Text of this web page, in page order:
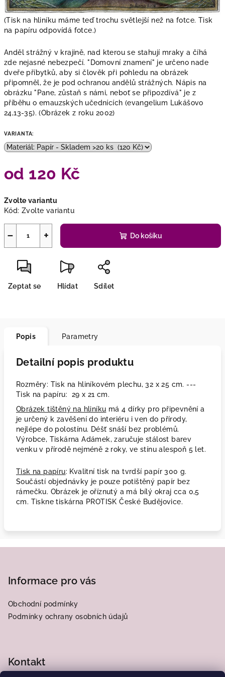
(Tisk na hliníku máme teď trochu světlejší než na fotce. Tisk
na papíru odpovídá fotce.)
Anděl strážný v krajině, nad kterou se stahují mraky a číhá
zde nejasné nebezpečí. "Domovní znamení" je určeno nade
dveře příbytků, aby si člověk při pohledu na obrázek
připomněl, že je pod ochranou andělů strážných. Nápis na
obrázku "Pane, zůstaň s námi, neboť se připozdívá" je z
příběhu o emauzských učednících (evangelium Lukášovo
24,13-35). (Obrázek z roku 2002)
VARIANTA:
od 120 Kč
cena:
Zvolte variantu
Kód: Zvolte variantu
+
− Do košíku
Zeptat se Hlídat Sdílet
Popis Parametry
Detailní popis produktu
Rozměry: Tisk na hliníkovém plechu, 32 x 25 cm. ---
Tisk na papíru: 29 x 21 cm.
Obrázek tištěný na hliníku má 4 dírky pro připevnění a
je určený k zavěšení do interiéru i ven do přírody,
nejlépe do polostínu. Déšť snáší bez problémů.
Výrobce, Tiskárna Adámek, zaručuje stálost barev
venku v přírodě nejméně 2 roky, ve stínu alespoň 5 let.
Tisk na papíru: Kvalitní tisk na tvrdší papír 300 g.
Součástí objednávky je pouze potištěný papír bez
rámečku. Obrázek je oříznutý a má bílý okraj cca 0,5
cm. Tiskne tiskárna PROTISK České Budějovice.
Informace pro vás
Obchodní podmínky
Podmínky ochrany osobních údajů
Kontakt